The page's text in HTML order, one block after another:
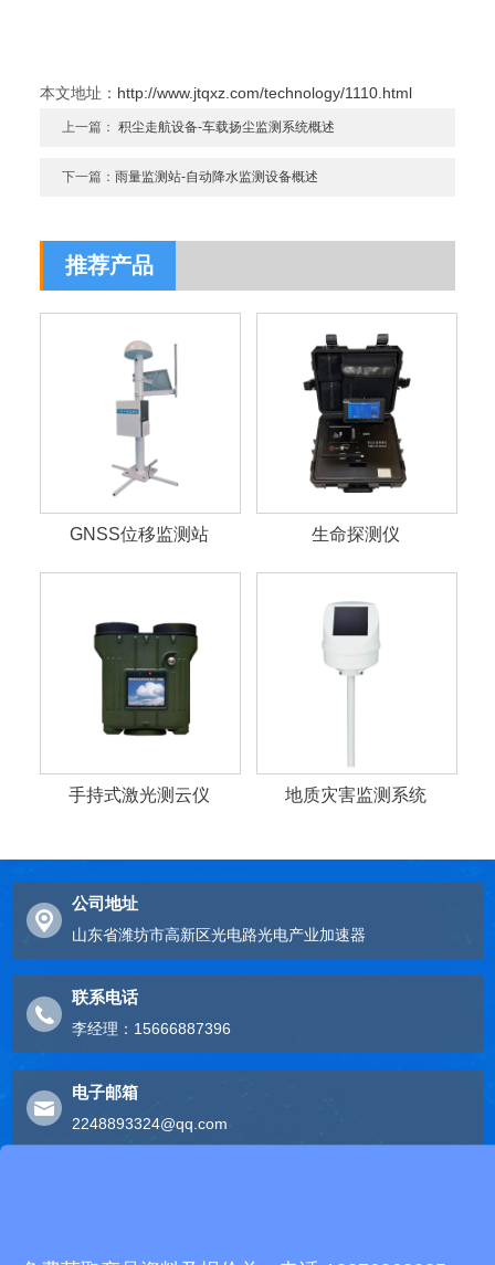
本文地址： http://www.jtqxz.com/technology/1110.html
上一篇：积尘走航设备-车载扬尘监测系统概述
下一篇：雨量监测站-自动降水监测设备概述
推荐产品
GNSS位移监测站 生命探测仪
手持式激光测云仪 地质灾害监测系统
公司地址
山东省潍坊市高新区光电路光电产业加速器
联系电话
李经理：15666887396
电子邮箱
2248893324@qq.com